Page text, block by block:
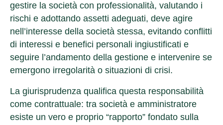
gestire la società con professionalità, valutando i
rischi e adottando assetti adeguati, deve agire
nell’interesse della società stessa, evitando conflitti
di interessi e benefici personali ingiustificati e
seguire l’andamento della gestione e intervenire se
emergono irregolarità o situazioni di crisi.
La giurisprudenza qualifica questa responsabilità
come contrattuale: tra società e amministratore
esiste un vero e proprio “rapporto” fondato sulla